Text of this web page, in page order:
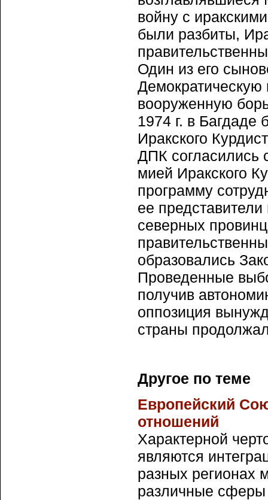
войну с
были разбиты,
Один из его
вооруженную
1974 г. в Багдаде
Иракского
ДПК согласились
мией Иракского
программу
ее
северных
образовались
Проведенные
получив
оппозиция
страны
Другое по теме
Европейский
отношений
Характерной
являются
разных регионах
различные сферы